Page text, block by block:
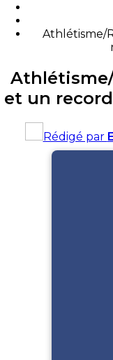
Athlétisme/
et un
Rédigé par